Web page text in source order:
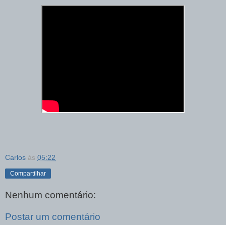
Carlos às 05:22
Compartilhar
Nenhum comentário:
Postar um comentário